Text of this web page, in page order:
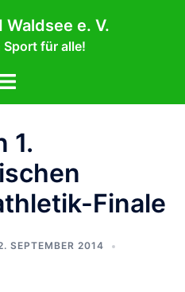
Waldsee e. V.
Sport für alle!
1.
Finale
SEPTEMBER 2014